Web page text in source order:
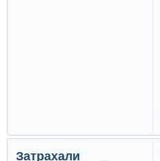
Затрахали